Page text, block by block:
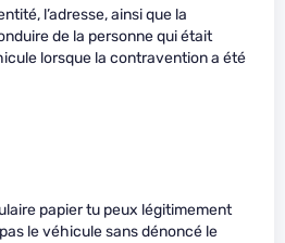
l’adresse, ainsi que la
de la personne qui était
lorsque la contravention a été
papier tu peux légitimement
le véhicule sans dénoncé le